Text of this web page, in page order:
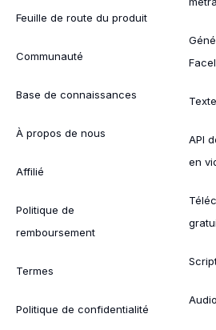
Feuille de route du produit
Communauté
Base de connaissances
À propos de nous
Affilié
Politique de
remboursement
Termes
Politique de confidentialité
API
en